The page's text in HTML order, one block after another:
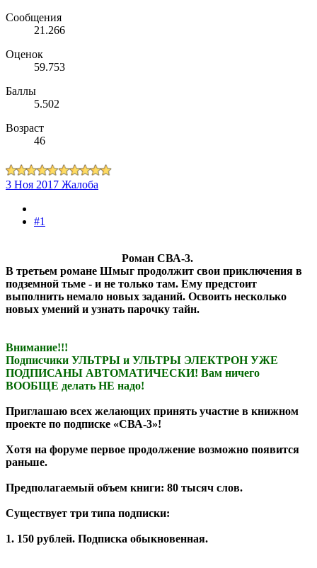
Сообщения
21.266
Оценок
59.753
Баллы
5.502
Возраст
46
3 Ноя 2017 Жалоба
#1
Роман СВА-3.
В третьем романе Шмыг продолжит свои приключения в
подземной тьме - и не только там. Ему предстоит
выполнить немало новых заданий. Освоить несколько
новых умений и узнать парочку тайн.
Внимание!!!
Подписчики УЛЬТРЫ и УЛЬТРЫ ЭЛЕКТРОН УЖЕ
ПОДПИСАНЫ АВТОМАТИЧЕСКИ! Вам ничего
ВООБЩЕ делать НЕ надо!
Приглашаю всех желающих принять участие в книжном
проекте по подписке «СВА-3»!
Хотя на форуме первое продолжение возможно появится
раньше.
Предполагаемый объем книги: 80 тысяч слов.
Существует три типа подписки:
1. 150 рублей. Подписка обыкновенная.